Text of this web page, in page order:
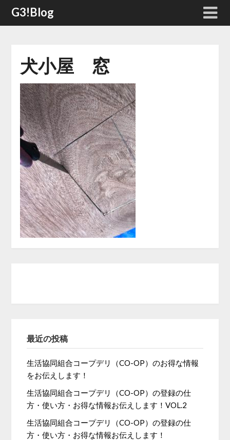
SkipG3!Blog
犬小屋 窓
最近の投稿
生活協同組合コープデリ（CO-OP）のお得な情報
をお伝えします！
生活協同組合コープデリ（CO-OP）の登録の仕
方・使い方・お得な情報お伝えします！VOL.2
生活協同組合コープデリ（CO-OP）の登録の仕
方・使い方・お得な情報お伝えします！